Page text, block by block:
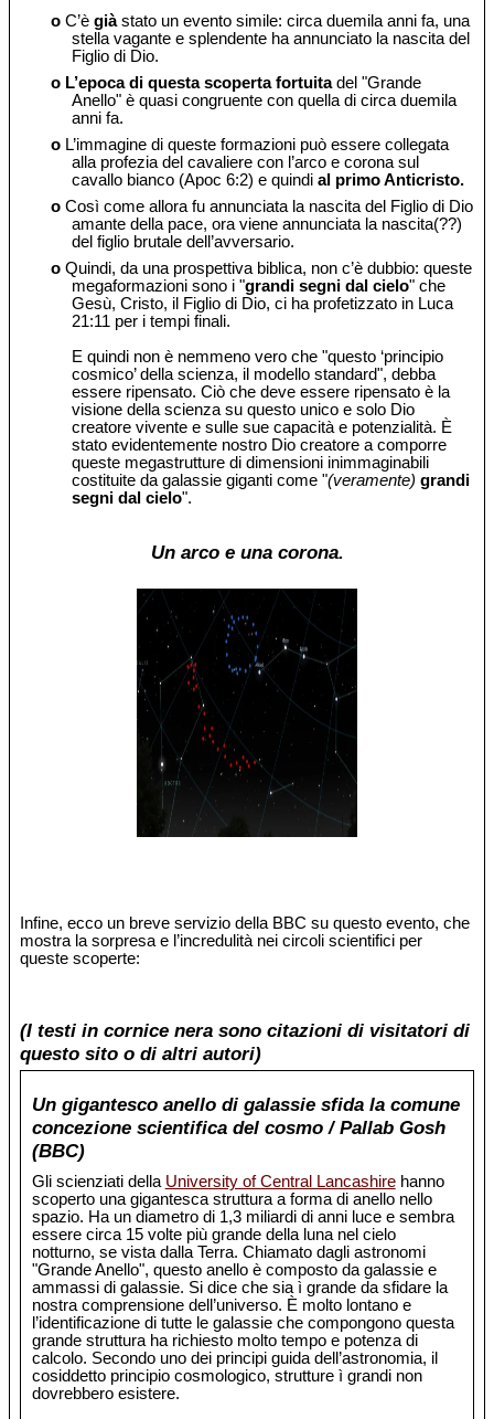
o C’ègiàstato un evento simile: circa duemila anni fa, una
stella vagante e splendente ha annunciato la nascita del
Figlio di Dio.
o L’epoca di questa scoperta fortuitadel "Grande
Anello" è quasi congruente con quella di circa duemila
anni fa.
o L’immagine di queste formazioni può essere collegata
alla profezia del cavaliere con l’arco e corona sul
cavallo bianco (Apoc 6:2) e quindial primo Anticristo.
o Così come allora fu annunciata la nascita del Figlio di Dio
amante della pace, ora viene annunciata la nascita(??)
del figlio brutale dell’avversario.
o Quindi, da una prospettiva biblica, non c’è dubbio: queste
megaformazioni sono i "grandi segni dal cielo" che
Gesù, Cristo, il Figlio di Dio, ci ha profetizzato in Luca
21:11 per i tempi finali.
E quindi non è nemmeno vero che "questo ‘principio
cosmico’ della scienza, il modello standard", debba
essere ripensato. Ciò che deve essere ripensato è la
visione della scienza su questo unico e solo Dio
creatore vivente e sulle sue capacità e potenzialità. È
stato evidentemente nostro Dio creatore a comporre
queste megastrutture di dimensioni inimmaginabili
costituite da galassie giganti come "(veramente)grandi
segni dal cielo".
Un arco e una corona.
Infine, ecco un breve servizio della BBC su questo evento, che
mostra la sorpresa e l’incredulità nei circoli scientifici per
queste scoperte:
(I testi in cornice nera sono citazioni di visitatori di
questo sito o di altri autori)
Un gigantesco anello di galassie sfida la comune
concezione scientifica del cosmo / Pallab Gosh
(BBC)
Gli scienziati della University of Central Lancashirehanno
scoperto una gigantesca struttura a forma di anello nello
spazio. Ha un diametro di 1,3 miliardi di anni luce e sembra
essere circa 15 volte più grande della luna nel cielo
notturno, se vista dalla Terra. Chiamato dagli astronomi
"Grande Anello", questo anello è composto da galassie e
ammassi di galassie. Si dice che sia ì grande da sfidare la
nostra comprensione dell’universo. È molto lontano e
l’identificazione di tutte le galassie che compongono questa
grande struttura ha richiesto molto tempo e potenza di
calcolo. Secondo uno dei principi guida dell’astronomia, il
cosiddetto principio cosmologico, strutture ì grandi non
dovrebbero esistere.